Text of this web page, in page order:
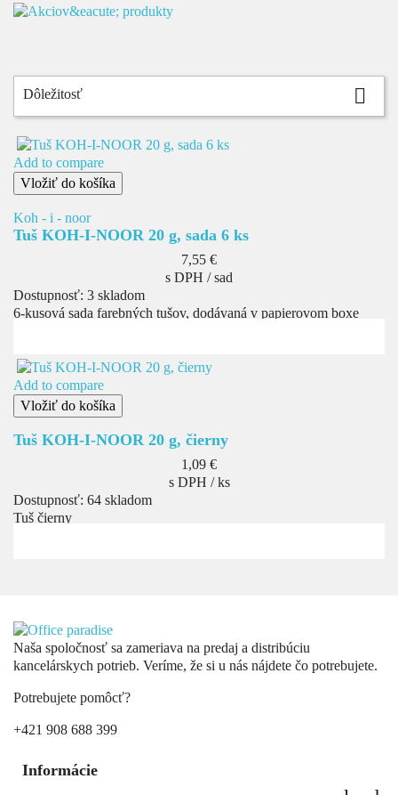
Dôležitosť 
Add to compare
Vložiť do košíka
Koh - i - noor
Tuš KOH-I-NOOR 20 g, sada 6 ks
Cena
7,55 €
s DPH / sad
Dostupnosť: 3 skladom
6-kusová sada farebných tušov, dodávaná v papierovom boxe
Add to compare
Vložiť do košíka
Tuš KOH-I-NOOR 20 g, čierny
Cena
1,09 €
s DPH / ks
Dostupnosť: 64 skladom
Tuš čierny
Naša spoločnosť sa zameriava na predaj a distribúciu
kancelárskych potrieb. Veríme, že si u nás nájdete čo potrebujete.
Potrebujete pomôcť?
+421 908 688 399
Informácie